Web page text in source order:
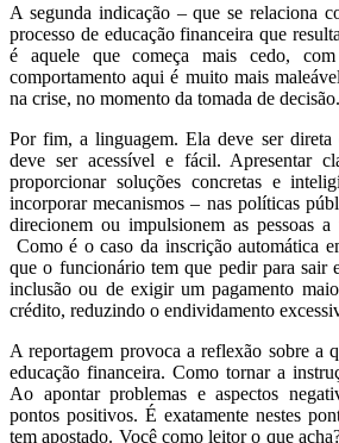
A segunda indicação – que se relaciona
processo de educação financeira que
é aquele que começa mais cedo,
comportamento aqui é muito mais
na crise, no momento da tomada de decisão.
Por fim, a linguagem. Ela deve ser
deve ser acessível e fácil. Apresentar
proporcionar soluções concretas e
incorporar mecanismos – nas políticas
direcionem ou impulsionem as pessoas a
Como é o caso da inscrição automática
que o funcionário tem que pedir para sair
inclusão ou de exigir um pagamento
crédito, reduzindo o endividamento
A reportagem provoca a reflexão sobre a
educação financeira. Como tornar a
Ao apontar problemas e aspectos
pontos positivos. É exatamente nestes
tem apostado. Você como leitor o que